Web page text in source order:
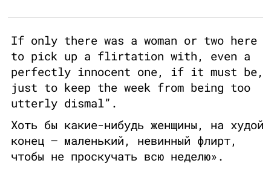
If only there was a woman or two here
to pick up a flirtation with, even a
perfectly innocent one, if it must be,
just to keep the week from being too
utterly dismal”.
Хоть бы какие-нибудь женщины, на худой
конец – маленький, невинный флирт,
чтобы не проскучать всю неделю».